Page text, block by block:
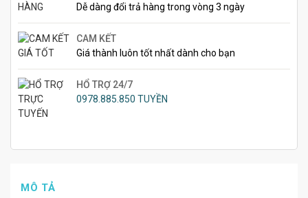
Dễ dàng đổi trả hàng trong vòng 3 ngày
CAM KẾT
Giá thành luôn tốt nhất dành cho bạn
HỔ TRỢ 24/7
0978.885.850 TUYỀN
MÔ TẢ